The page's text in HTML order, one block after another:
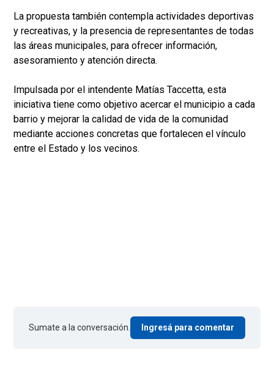
La propuesta también contempla actividades deportivas
y recreativas, y la presencia de representantes de todas
las áreas municipales, para ofrecer información,
asesoramiento y atención directa.
Impulsada por el intendente Matías Taccetta, esta
iniciativa tiene como objetivo acercar el municipio a cada
barrio y mejorar la calidad de vida de la comunidad
mediante acciones concretas que fortalecen el vínculo
entre el Estado y los vecinos.
Sumate a la conversación. Ingresá para comentar